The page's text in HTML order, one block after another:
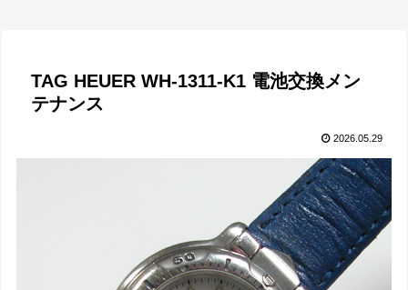
TAG HEUER WH-1311-K1 電池交換メン
テナンス
2026.05.29